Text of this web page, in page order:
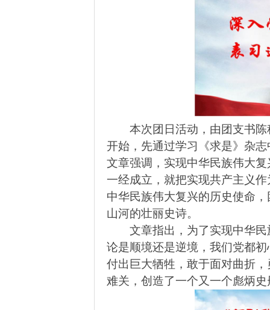
本次团日活动，由团支书
开始，先通过学习
《求是》杂
文章强调，实现中华民族伟大
一经成立，就把实现共产主义
中华民族伟大复兴的历史使命
山河的壮丽史诗。
文章指出，为了实现中华
论是顺境还是逆境，我们党都
付出巨大牺牲，敢于面对曲折
难关，创造了一个又一个彪炳